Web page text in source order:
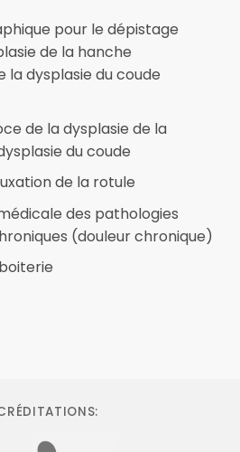
pour le dépistage
de la hanche
la dysplasie du coude
de la dysplasie de la
du coude
de la rotule
des pathologies
(douleur chronique)